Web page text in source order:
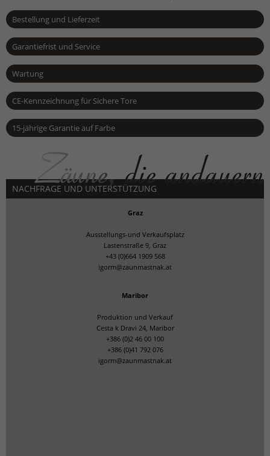
Bestellung und Lieferzeit
Garantiefrist und Service
Wartung
CE-Kennzeichnung für Sichere Tore
15-jährige Garantie auf Farbe
NACHFRAGE UND UNTERSTÜTZUNG
Graz
Ausstellungs-und Verkaufsplatz
Lastenstraße 9, Graz
+43 (0)664 1909 568
igorm@zaunmastnak.at
Maribor
Produktion und Verkauf
Cesta k Dravi 24, Maribor
+386 (0)2 46 00 100
+386 (0)41 792 076
igorm@zaunmastnak.at